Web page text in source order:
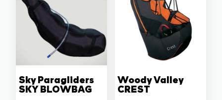
Sky Paragliders
SKY BLOWBAG
Woody Valley
CREST